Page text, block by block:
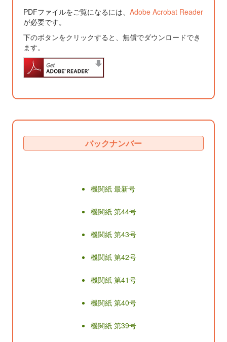
PDFファイルをご覧になるには、 Adobe Acrobat Reader
が必要です。
下のボタンをクリックすると、無償でダウンロードでき
ます。
バックナンバー
機関紙 最新号
機関紙 第44号
機関紙 第43号
機関紙 第42号
機関紙 第41号
機関紙 第40号
機関紙 第39号